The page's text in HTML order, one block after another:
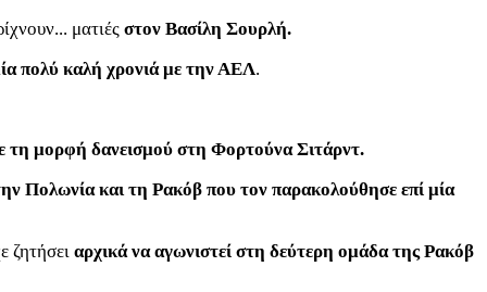
ματιές στον Βασίλη Σουρλή.
πολύ καλή χρονιά με την ΑΕΛ.
τη μορφή δανεισμού στη Φορτούνα Σιτάρντ.
Πολωνία και τη Ρακόβ που τον παρακολούθησε επί μία
ζητήσει αρχικά να αγωνιστεί στη δεύτερη ομάδα της Ρακόβ